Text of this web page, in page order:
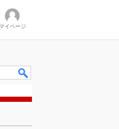
マイページ